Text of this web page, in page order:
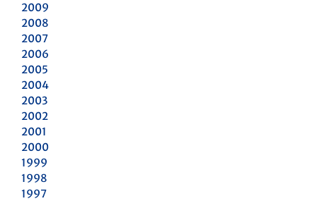
2009
2008
2007
2006
2005
2004
2003
2002
2001
2000
1999
1998
1997